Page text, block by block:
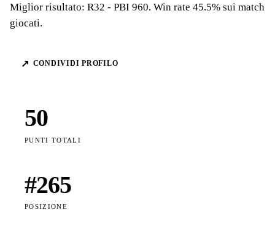
Miglior risultato: R32 - PBI 960. Win rate 45.5% sui match
giocati.
↗ CONDIVIDI PROFILO
50
PUNTI TOTALI
#265
POSIZIONE